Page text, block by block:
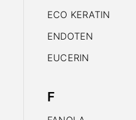
ECO KERATIN
ENDOTEN
EUCERIN
F